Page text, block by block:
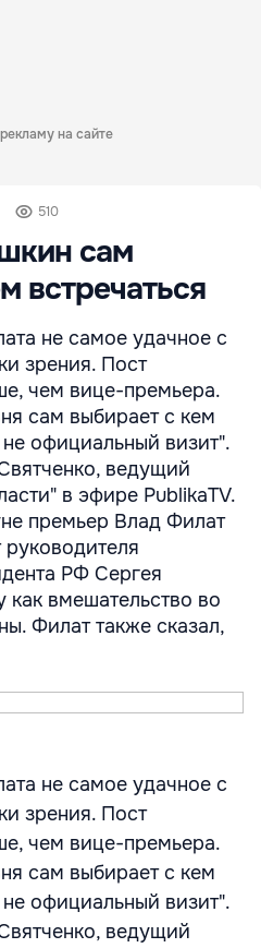
на сайте
510
сам
встречаться
не самое удачное с
зрения. Пост
чем вице-премьера.
сам выбирает с кем
не официальный визит".
ведущий
в эфире PublikaTV.
премьер Влад Филат
руководителя
РФ Сергея
вмешательство во
Филат также сказал,
не самое удачное с
зрения. Пост
чем вице-премьера.
сам выбирает с кем
не официальный визит".
ведущий